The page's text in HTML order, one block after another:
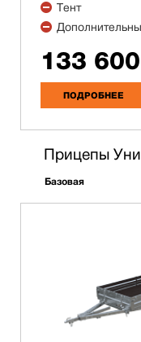
Тент
133 600
ПОДРОБНЕЕ
Прицепы
Базовая